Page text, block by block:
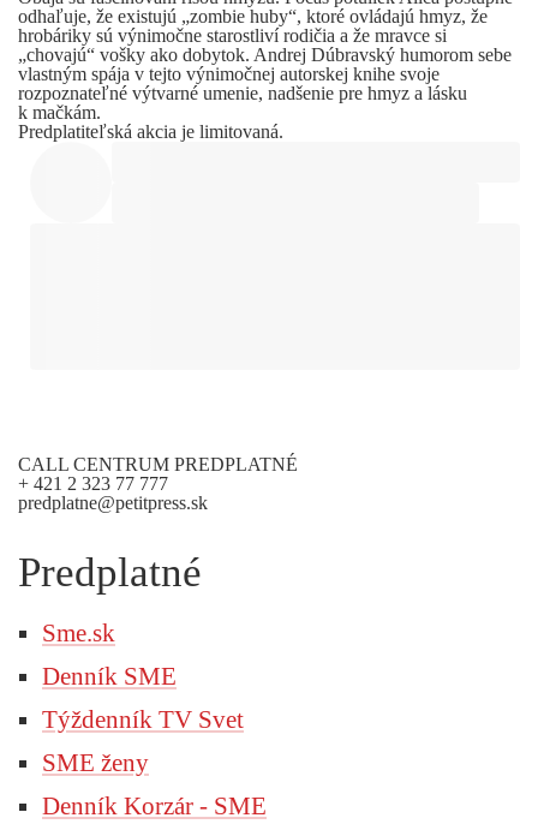
odhaľuje, že existujú „zombie huby“, ktoré ovládajú hmyz, že
hrobáriky sú výnimočne starostliví rodičia a že mravce si
„chovajú“ vošky ako dobytok. Andrej Dúbravský humorom sebe
vlastným spája v tejto výnimočnej autorskej knihe svoje
rozpoznateľné výtvarné umenie, nadšenie pre hmyz a lásku
k mačkám.
Predplatiteľská akcia je limitovaná.
CALL CENTRUM PREDPLATNÉ
+ 421 2 323 77 777
predplatne@petitpress.sk
Predplatné
Sme.sk
Denník SME
Týždenník TV Svet
SME ženy
Denník Korzár - SME